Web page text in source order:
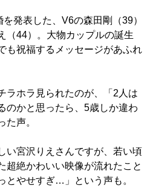
発表した、V6の森田剛（39）
（44）。大物カップルの誕生
も祝福するメッセージがあふれ
ラホラ見られたのが、「2人は
のかと思ったら、5歳しか違わ
た声。
い宮沢りえさんですが、若い頃
超絶かわいい映像が流れたこと
とやせすぎ…」という声も。